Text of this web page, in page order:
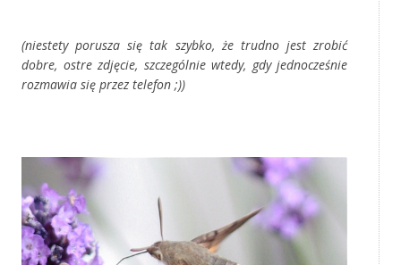
(niestety porusza się tak szybko, że trudno jest zrobić
dobre, ostre zdjęcie, szczególnie wtedy, gdy jednocześnie
rozmawia się przez telefon ;))